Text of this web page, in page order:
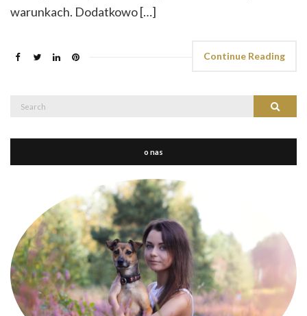
warunkach. Dodatkowo […]
Continue Reading
Search
o nas